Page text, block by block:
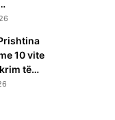
10 vite
të…